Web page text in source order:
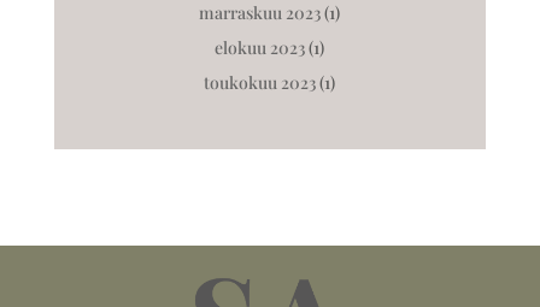
marraskuu 2023(1)
elokuu 2023(1)
toukokuu 2023(1)